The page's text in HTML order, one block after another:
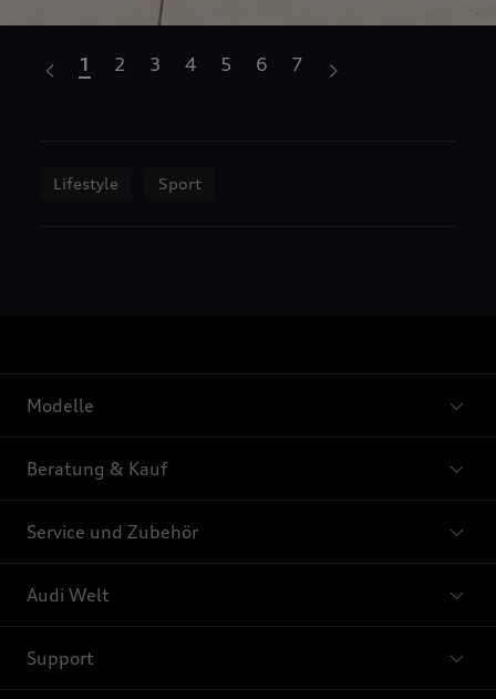
1 2 3 4 5 6 7
Lifestyle Sport
Modelle
Beratung & Kauf
Service und Zubehör
Audi Welt
Support